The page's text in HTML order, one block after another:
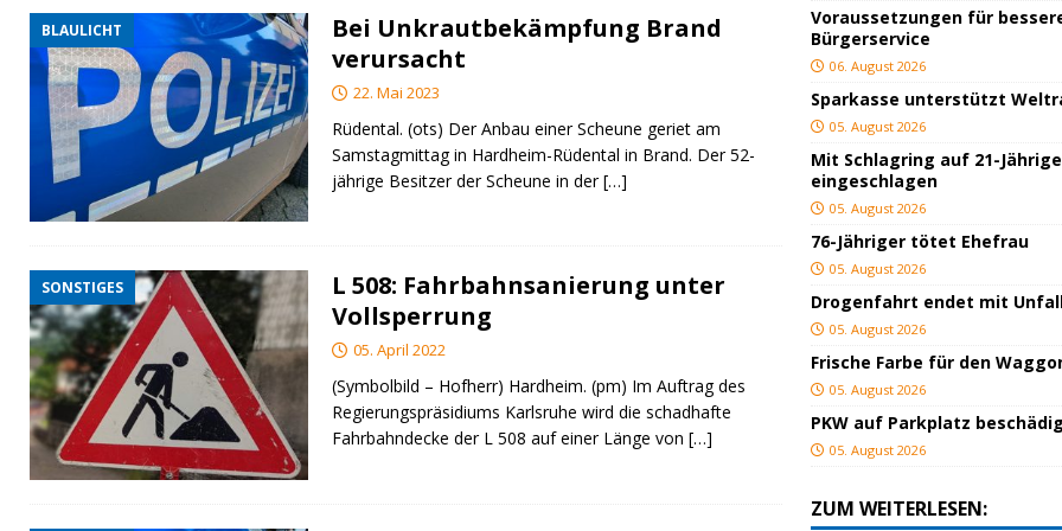
BLAULICHT
Bei Unkrautbekämpfung Brand
verursacht
22. Mai 2023
Rüdental. (ots) Der Anbau einer Scheune geriet am
Samstagmittag in Hardheim-Rüdental in Brand. Der 52-
jährige Besitzer der Scheune in der[…]
SONSTIGES
L 508: Fahrbahnsanierung unter
Vollsperrung
05. April 2022
(Symbolbild – Hofherr) Hardheim. (pm) Im Auftrag des
Regierungspräsidiums Karlsruhe wird die schadhafte
Fahrbahndecke der L 508 auf einer Länge von […]
Voraussetzungen für
Bürgerservice
06. August 2026
Sparkasse unterstützt
05. August 2026
Mit Schlagring auf 21-
eingeschlagen
05. August 2026
76-Jähriger tötet Ehefrau
05. August 2026
Drogenfahrt endet mit
05. August 2026
Frische Farbe für den
05. August 2026
PKW auf Parkplatz
05. August 2026
ZUM WEITERLESEN: